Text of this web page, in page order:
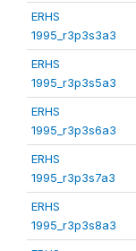
ERHS
1995_r3p3s3a3
ERHS
1995_r3p3s5a3
ERHS
1995_r3p3s6a3
ERHS
1995_r3p3s7a3
ERHS
1995_r3p3s8a3